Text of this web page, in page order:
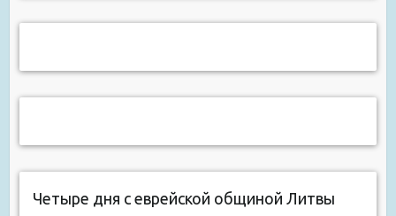
Четыре дня с еврейской общиной Литвы